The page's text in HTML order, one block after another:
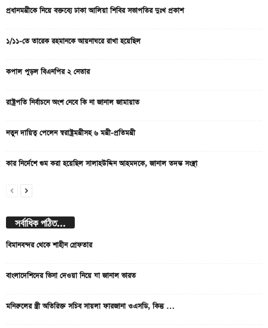
প্রধানমন্ত্রীকে নিয়ে বক্তব্যে ঢাকা আলিয়া শিবির সভাপতির দুঃখ প্রকাশ
১/১১-তে তারেক রহমানকে আয়নাঘরে রাখা হয়েছিল
কপাল পুড়ল বিএনপির ২ নেতার
রাষ্ট্রপতি নির্বাচনে অংশ নেবে কি না জানাল জামায়াত
নতুন দায়িত্ব পেলেন স্বরাষ্ট্রমন্ত্রীসহ ৬ মন্ত্রী-প্রতিমন্ত্রী
কার নির্দেশে গুম করা হয়েছিল সালাহউদ্দিন আহমদকে, জানাল তদন্ত সংস্থা
সর্বাধিক পঠিত...
বিমানবন্দর থেকে শাহীন গ্রেফতার
বাংলাদেশিদের ভিসা দেওয়া নিয়ে যা জানাল ভারত
মনিরুলের স্ত্রী অতিরিক্ত সচিব সায়লা ফারজানা ওএসডি, কিন্তু …